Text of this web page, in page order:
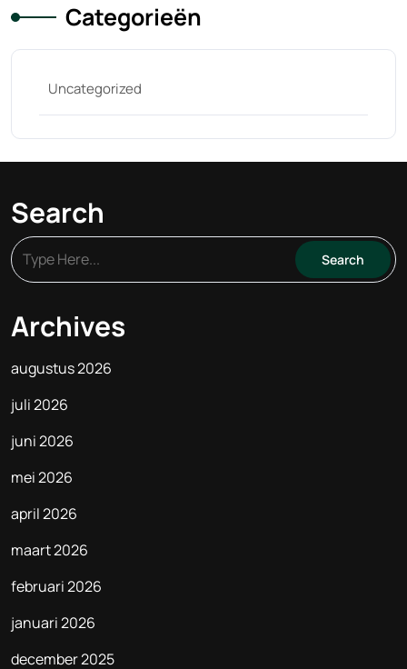
Categorieën
Uncategorized
Search
Archives
augustus 2026
juli 2026
juni 2026
mei 2026
april 2026
maart 2026
februari 2026
januari 2026
december 2025